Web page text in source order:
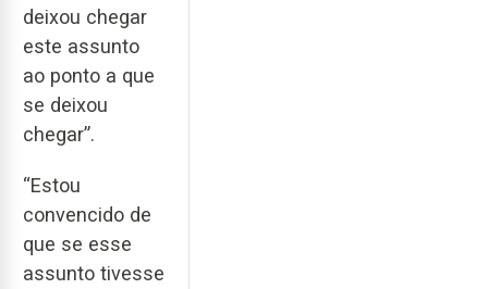
deixou chegar
este assunto
ao ponto a que
se deixou
chegar”.
“Estou
convencido de
que se esse
assunto tivesse